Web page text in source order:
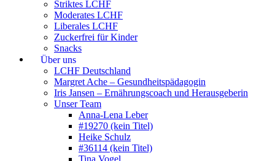
Striktes LCHF
Moderates LCHF
Liberales LCHF
Zuckerfrei für Kinder
Snacks
Über uns
LCHF Deutschland
Margret Ache – Gesundheitspädagogin
Iris Jansen – Ernährungscoach und Herausgeberin
Unser Team
Anna-Lena Leber
#19270 (kein Titel)
Heike Schulz
#36114 (kein Titel)
Tina Vogel